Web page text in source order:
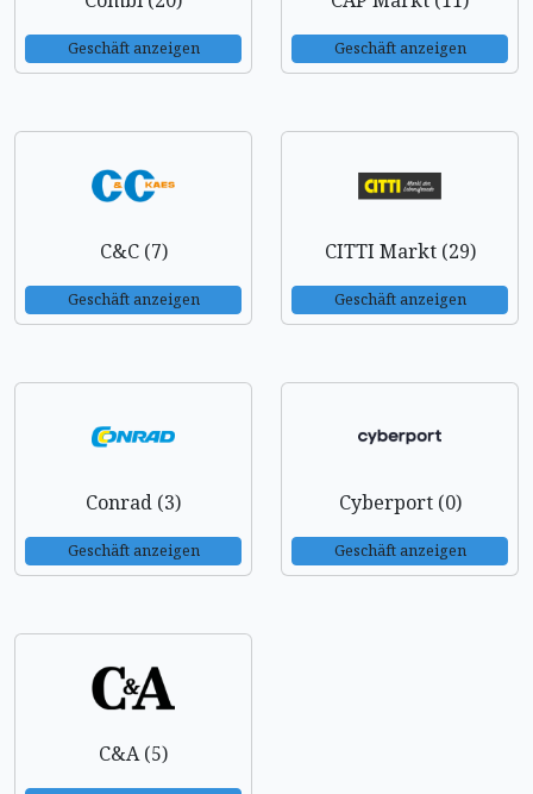
Geschäft anzeigen Geschäft anzeigen
C&C (7)
Geschäft anzeigen
CITTI Markt (29)
Geschäft anzeigen
Conrad (3)
Geschäft anzeigen
Cyberport (0)
Geschäft anzeigen
C&A (5)